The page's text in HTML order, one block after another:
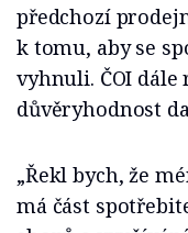
předchozí
k tomu, aby se
vyhnuli. ČOI
důvěryhodnost
„Řekl bych, že
má část